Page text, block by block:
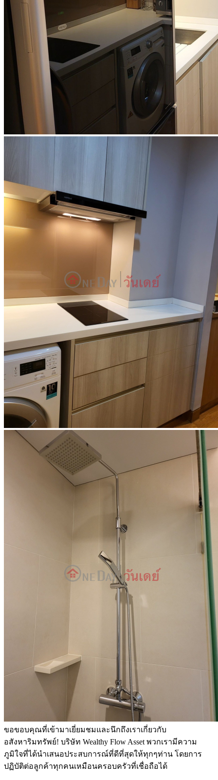
ขอขอบคุณที่เข้ามาเยี่ยมชมและนึกถึงเราเกี่ยวกับ
อสังหาริมทรัพย์! บริษัท Wealthy Flow Asset พวกเรามีความ
ภูมิใจที่ได้นำเสนอประสบการณ์ที่ดีที่สุดให้ทุกๆท่าน โดยการ
ปฏิบัติต่อลูกค้าทุกคนเหมือนครอบครัวที่เชื่อถือได้